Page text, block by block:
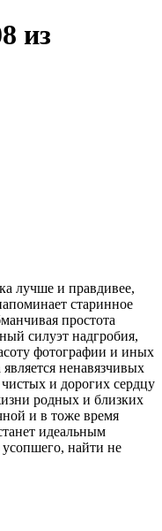
из
лучше и правдивее,
старинное
простота
силуэт надгробия,
фотографии и иных
ненавязчивых
и дорогих сердцу
родных и близких
и в тоже время
идеальным
найти не